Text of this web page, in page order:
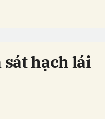
sát hạch lái